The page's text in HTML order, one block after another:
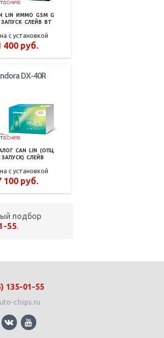
LIN ИММО GSM G
ЗАПУСК СЛЕЙВ BT
с установкой
400 руб.
DX-40R
CAN LIN
(ОПЦ
ЗАПУСК) СЛЕЙВ
с установкой
100 руб.
подбор
55.
135-01-55
chips.ru